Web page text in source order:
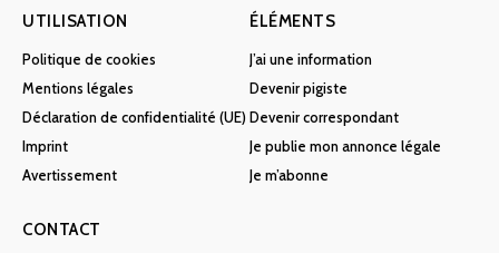
UTILISATION
Politique de cookies
Mentions légales
Déclaration de confidentialité (UE)
Imprint
Avertissement
ÉLÉMENTS
J’ai une information
Devenir pigiste
Devenir correspondant
Je publie mon annonce légale
Je m’abonne
CONTACT